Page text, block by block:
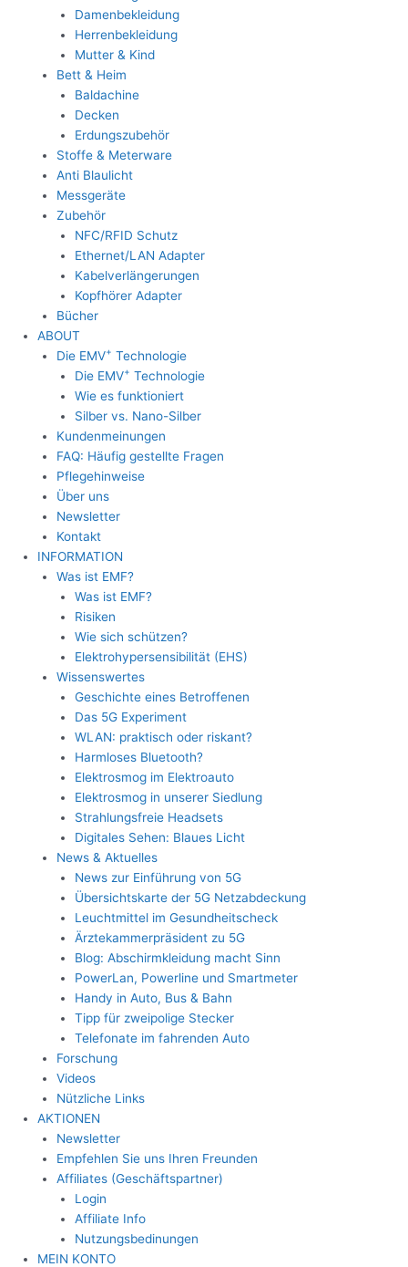
Damenbekleidung
Herrenbekleidung
Mutter & Kind
Bett & Heim
Baldachine
Decken
Erdungszubehör
Stoffe & Meterware
Anti Blaulicht
Messgeräte
Zubehör
NFC/RFID Schutz
Ethernet/LAN Adapter
Kabelverlängerungen
Kopfhörer Adapter
Bücher
ABOUT
Die EMV+ Technologie
Die EMV+ Technologie
Wie es funktioniert
Silber vs. Nano-Silber
Kundenmeinungen
FAQ: Häufig gestellte Fragen
Pflegehinweise
Über uns
Newsletter
Kontakt
INFORMATION
Was ist EMF?
Was ist EMF?
Risiken
Wie sich schützen?
Elektrohypersensibilität (EHS)
Wissenswertes
Geschichte eines Betroffenen
Das 5G Experiment
WLAN: praktisch oder riskant?
Harmloses Bluetooth?
Elektrosmog im Elektroauto
Elektrosmog in unserer Siedlung
Strahlungsfreie Headsets
Digitales Sehen: Blaues Licht
News & Aktuelles
News zur Einführung von 5G
Übersichtskarte der 5G Netzabdeckung
Leuchtmittel im Gesundheitscheck
Ärztekammerpräsident zu 5G
Blog: Abschirmkleidung macht Sinn
PowerLan, Powerline und Smartmeter
Handy in Auto, Bus & Bahn
Tipp für zweipolige Stecker
Telefonate im fahrenden Auto
Forschung
Videos
Nützliche Links
AKTIONEN
Newsletter
Empfehlen Sie uns Ihren Freunden
Affiliates (Geschäftspartner)
Login
Affiliate Info
Nutzungsbedinungen
MEIN KONTO